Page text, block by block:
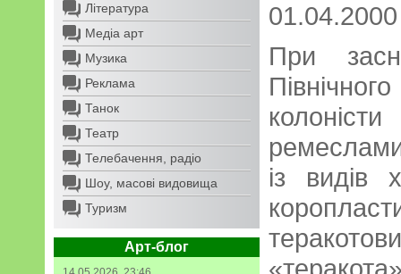
Література
Медіа арт
Музика
Реклама
Танок
Театр
Телебачення, радіо
Шоу, масові видовища
Туризм
Арт-блог
01.04.2000
При
із видів